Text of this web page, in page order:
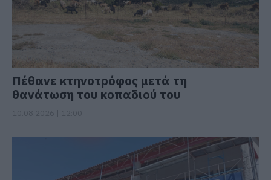
Πέθανε κτηνοτρόφος μετά τη
θανάτωση του κοπαδιού του